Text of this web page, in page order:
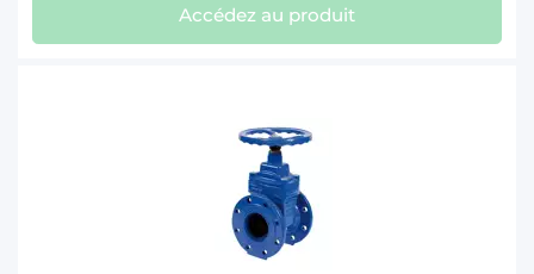
Accédez au produit